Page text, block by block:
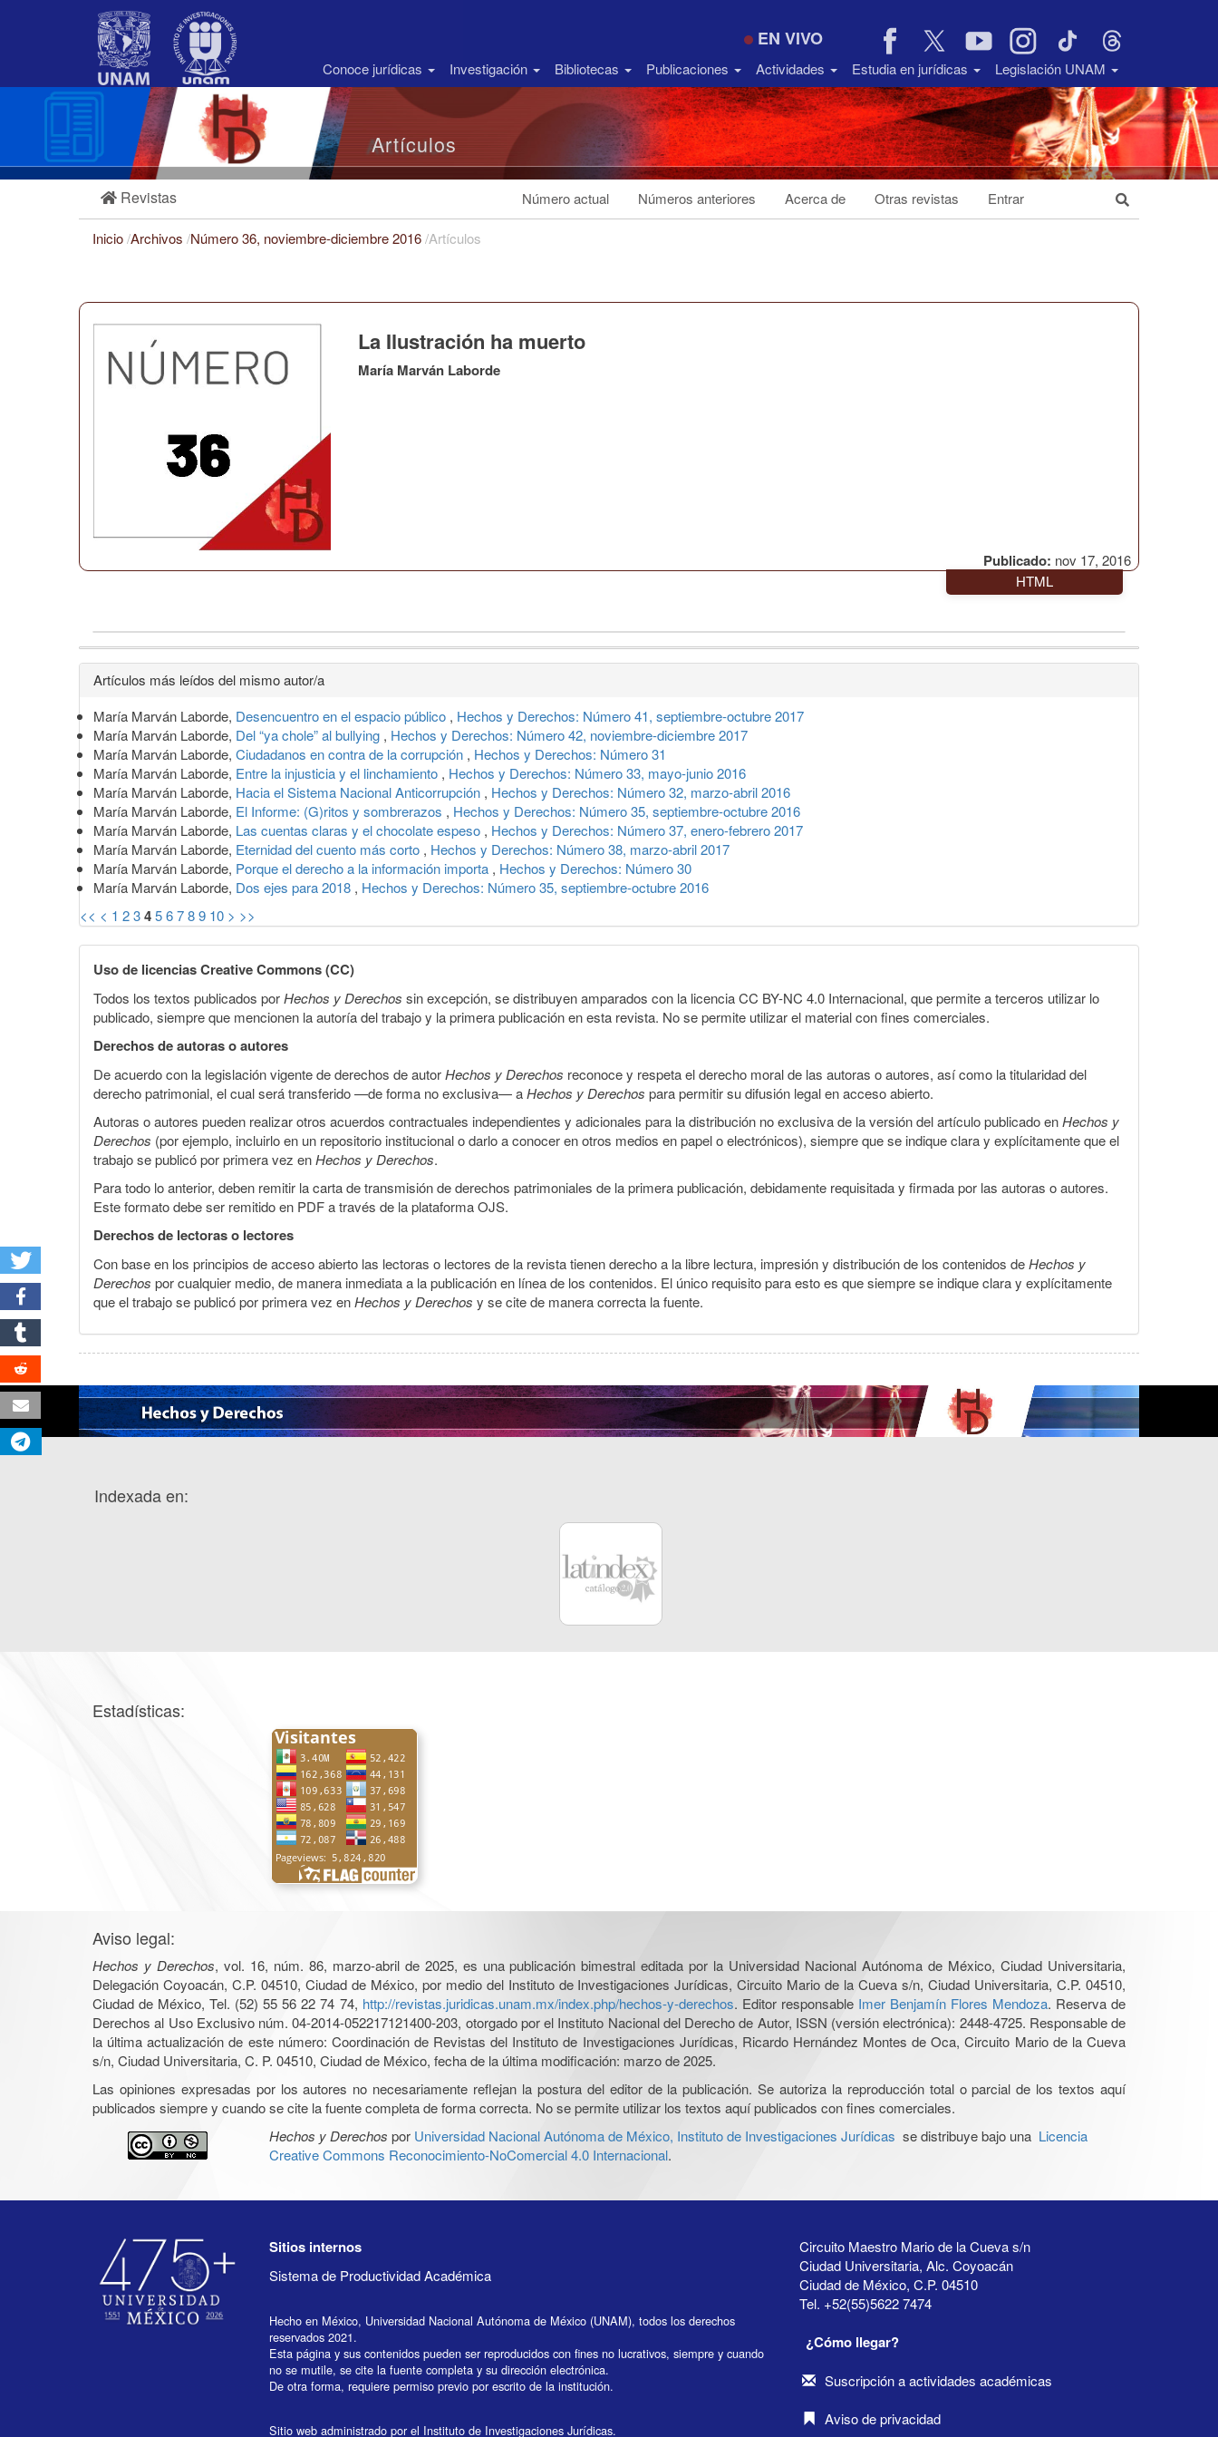
Barra
EN VIVO
Conoce jurídicas Investigación Bibliotecas Publicaciones Actividades Estudia en jurídicas Legislación UNAM
Artículos
Revistas Número actual Números anteriores Acerca de Otras revistas Entrar
Inicio/Archivos /Número 36, noviembre-diciembre 2016/Artículos
Publicado: nov 17, 2016
La Ilustración ha muerto
María Marván Laborde
HTML
Detalles
del
artículo
Artículos más leídos del mismo autor/a
María Marván Laborde, Desencuentro en el espacio público , Hechos y Derechos: Número 41, septiembre-octubre 2017
María Marván Laborde, Del “ya chole” al bullying , Hechos y Derechos: Número 42, noviembre-diciembre 2017
María Marván Laborde, Ciudadanos en contra de la corrupción , Hechos y Derechos: Número 31
María Marván Laborde, Entre la injusticia y el linchamiento , Hechos y Derechos: Número 33, mayo-junio 2016
María Marván Laborde, Hacia el Sistema Nacional Anticorrupción , Hechos y Derechos: Número 32, marzo-abril 2016
María Marván Laborde, El Informe: (G)ritos y sombrerazos , Hechos y Derechos: Número 35, septiembre-octubre 2016
María Marván Laborde, Las cuentas claras y el chocolate espeso , Hechos y Derechos: Número 37, enero-febrero 2017
María Marván Laborde, Eternidad del cuento más corto , Hechos y Derechos: Número 38, marzo-abril 2017
María Marván Laborde, Porque el derecho a la información importa , Hechos y Derechos: Número 30
María Marván Laborde, Dos ejes para 2018 , Hechos y Derechos: Número 35, septiembre-octubre 2016
<< < 1 23456789 10 > >>
Uso de licencias Creative Commons (CC)
Todos los textos publicados porHechos y Derechos sin excepción, se distribuyen amparados con la licencia CC BY-NC 4.0 Internacional, que permite a terceros utilizar lo
publicado, siempre que mencionen la autoría del trabajo y la primera publicación en esta revista. No se permite utilizar el material con fines comerciales.
Derechos de autoras o autores
De acuerdo con la legislación vigente de derechos de autorHechos y Derechos reconoce y respeta el derecho moral de las autoras o autores, así como la titularidad del
derecho patrimonial, el cual será transferido —de forma no exclusiva— aHechos y Derechos para permitir su difusión legal en acceso abierto.
Autoras o autores pueden realizar otros acuerdos contractuales independientes y adicionales para la distribución no exclusiva de la versión del artículo publicado enHechos y
Derechos (por ejemplo, incluirlo en un repositorio institucional o darlo a conocer en otros medios en papel o electrónicos), siempre que se indique clara y explícitamente que el
trabajo se publicó por primera vez enHechos y Derechos.
Para todo lo anterior, deben remitir la carta de transmisión de derechos patrimoniales de la primera publicación, debidamente requisitada y firmada por las autoras o autores.
Este formato debe ser remitido en PDF a través de la plataforma OJS.
Derechos de lectoras o lectores
Con base en los principios de acceso abierto las lectoras o lectores de la revista tienen derecho a la libre lectura, impresión y distribución de los contenidos deHechos y
Derechos por cualquier medio, de manera inmediata a la publicación en línea de los contenidos. El único requisito para esto es que siempre se indique clara y explícitamente
que el trabajo se publicó por primera vez enHechos y Derechos y se cite de manera correcta la fuente.
Indexada en:
Estadísticas:
Aviso legal:
Hechos y Derechos, vol. 16, núm. 86, marzo-abril de 2025, es una publicación bimestral editada por la Universidad Nacional Autónoma de México, Ciudad Universitaria,
Delegación Coyoacán, C.P. 04510, Ciudad de México, por medio del Instituto de Investigaciones Jurídicas, Circuito Mario de la Cueva s/n, Ciudad Universitaria, C.P. 04510,
Ciudad de México, Tel. (52) 55 56 22 74 74, http://revistas.juridicas.unam.mx/index.php/hechos-y-derechos. Editor responsable Imer Benjamín Flores Mendoza. Reserva de
Derechos al Uso Exclusivo núm. 04-2014-052217121400-203, otorgado por el Instituto Nacional del Derecho de Autor, ISSN (versión electrónica): 2448-4725. Responsable de
la última actualización de este número: Coordinación de Revistas del Instituto de Investigaciones Jurídicas, Ricardo Hernández Montes de Oca, Circuito Mario de la Cueva
s/n, Ciudad Universitaria, C. P. 04510, Ciudad de México, fecha de la última modificación: marzo de 2025.
Las opiniones expresadas por los autores no necesariamente reflejan la postura del editor de la publicación. Se autoriza la reproducción total o parcial de los textos aquí
publicados siempre y cuando se cite la fuente completa de forma correcta. No se permite utilizar los textos aquí publicados con fines comerciales.
Hechos y Derechos por Universidad Nacional Autónoma de México, Instituto de Investigaciones Jurídicas se distribuye bajo una Licencia
Creative Commons Reconocimiento-NoComercial 4.0 Internacional.
Sitios internos
Sistema de Productividad Académica
Hecho en México, Universidad Nacional Autónoma de México (UNAM), todos los derechos
reservados 2021.
Esta página y sus contenidos pueden ser reproducidos con fines no lucrativos, siempre y cuando
no se mutile, se cite la fuente completa y su dirección electrónica.
De otra forma, requiere permiso previo por escrito de la institución.
Sitio web administrado por el Instituto de Investigaciones Jurídicas.
Circuito Maestro Mario de la Cueva s/n
Ciudad Universitaria, Alc. Coyoacán
Ciudad de México, C.P. 04510
Tel. +52(55)5622 7474
¿Cómo llegar?
Suscripción a actividades académicas
Aviso de privacidad